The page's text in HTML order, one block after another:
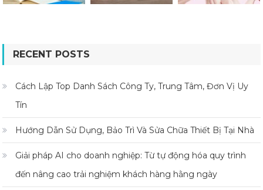
RECENT POSTS
Cách Lập Top Danh Sách Công Ty, Trung Tâm, Đơn Vị Uy
Tín
Hướng Dẫn Sử Dụng, Bảo Trì Và Sửa Chữa Thiết Bị Tại Nhà
Giải pháp AI cho doanh nghiệp: Từ tự động hóa quy trình
đến nâng cao trải nghiệm khách hàng hằng ngày